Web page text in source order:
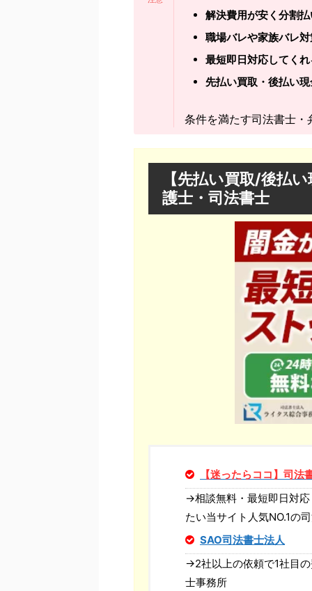
解決費用が安く分割
職場バレや家族バレ
最短即日対応してく
先払い買取・後払い
条件を満たす司法書士
【先払い買取/後払
護士・司法書士
【迷ったらココ】司
→相談無料・最短即日対
たい当サイト人気NO.1の
SAO司法書士法人
→2社以上の依頼で1社目
士事務所